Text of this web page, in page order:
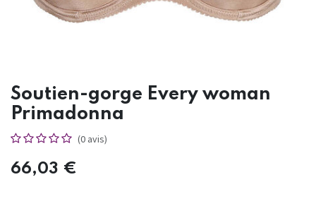
Soutien-gorge Every woman
Primadonna
(0 avis)
66,03 €